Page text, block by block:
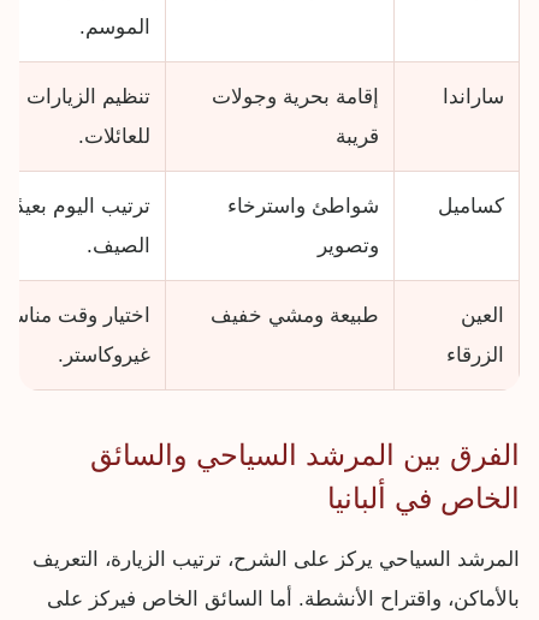
الموسم.
ساراندا
إقامة بحرية وجولات
قريبة
تنظيم الزيارات
للعائلات.
كساميل
شواطئ واسترخاء
وتصوير
ترتيب اليوم
الصيف.
العين
الزرقاء
طبيعة ومشي خفيف
اختيار وقت
غيروكاستر.
الفرق بين المرشد السياحي والسائق
الخاص في ألبانيا
المرشد السياحي يركز على الشرح، ترتيب الزيارة، التعريف
بالأماكن، واقتراح الأنشطة. أما السائق الخاص فيركز على